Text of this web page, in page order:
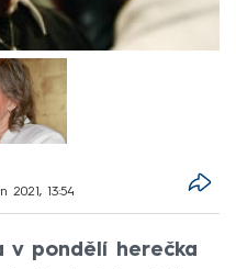
2021, 13:54
v pondělí herečka